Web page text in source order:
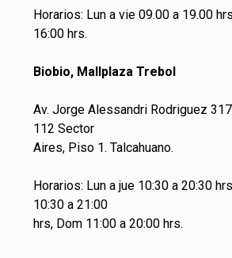
Horarios: Lun a vie 09.00 a 19.00
16:00 hrs.
Biobio, Mallplaza Trebol
Av. Jorge Alessandri Rodriguez
112 Sector
Aires, Piso 1. Talcahuano.
Horarios: Lun a jue 10:30 a 20:30
10:30 a 21:00
hrs, Dom 11:00 a 20:00 hrs.